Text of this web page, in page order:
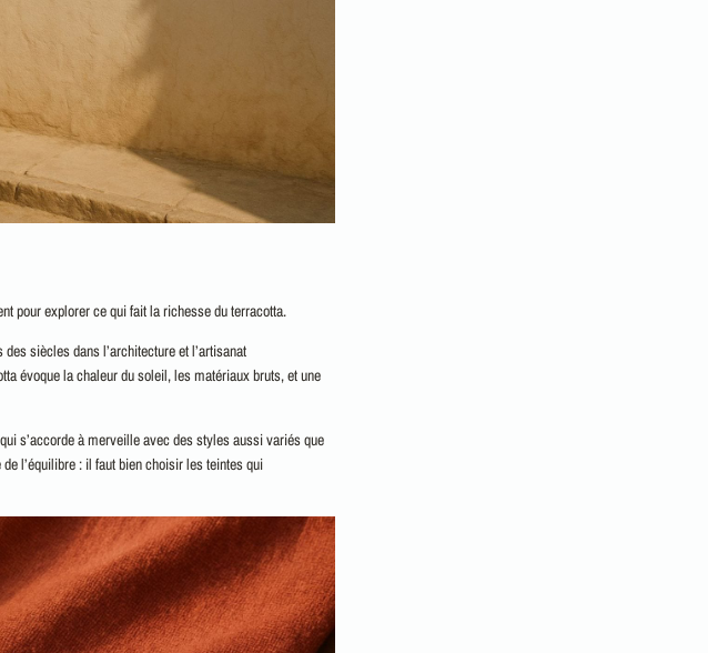
pour explorer ce qui fait la richesse du terracotta.
siècles dans l’architecture et l’artisanat
évoque la chaleur du soleil, les matériaux bruts, et une
qui s’accorde à merveille avec des styles aussi variés que
l’équilibre : il faut bien choisir les teintes qui